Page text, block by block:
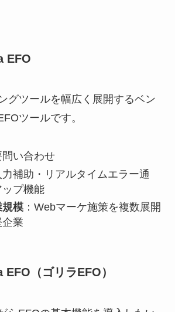
EFO
グツールを幅広く展開するベン
ツールです。
い合わせ
補助・リアルタイムエラー通
プ機能
規模：Webマーケ施策を複数展開
企業
（ゴリラEFO）